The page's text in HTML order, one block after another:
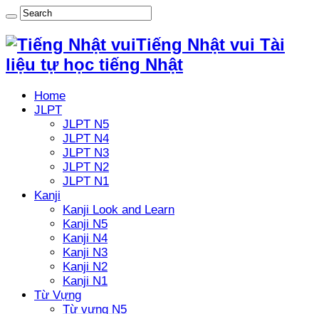
Tiếng Nhật vui Tài
liệu tự học tiếng Nhật
Home
JLPT
JLPT N5
JLPT N4
JLPT N3
JLPT N2
JLPT N1
Kanji
Kanji Look and Learn
Kanji N5
Kanji N4
Kanji N3
Kanji N2
Kanji N1
Từ Vựng
Từ vựng N5